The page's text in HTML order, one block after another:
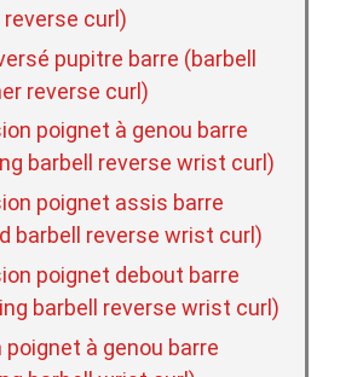
reverse curl)
pupitre barre (barbell
reverse curl)
poignet à genou barre
barbell reverse wrist curl)
poignet assis barre
barbell reverse wrist curl)
poignet debout barre
barbell reverse wrist curl)
poignet à genou barre